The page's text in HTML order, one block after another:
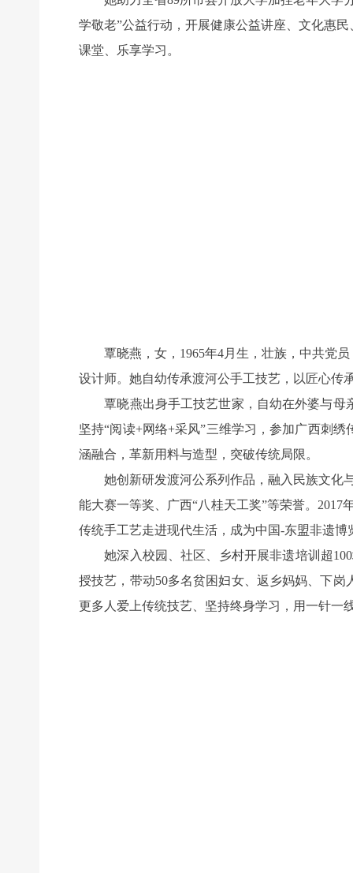
学敬老”公益行动，开展健康公益讲座、文化惠
课堂、乐享学习。
覃晓燕，女，1965年4月生，壮族，中共党员
设计师。她自幼传承渡河公手工技艺，以匠心传
覃晓燕出身手工技艺世家，自幼在外婆与母
坚持“阅读+网络+采风”三维学习，参加广西刺
涵融合，革新用料与造型，突破传统局限。
她创新研发渡河公系列作品，融入民族文化与
能大赛一等奖、广西“八桂天工奖”等荣誉。2017
传统手工艺走进现代生活，成为中国-东盟非遗
她深入校园、社区、乡村开展非遗培训超100
授技艺，带动50多名贫困妇女、返乡妈妈、下
更多人爱上传统技艺、坚持终身学习，用一针一